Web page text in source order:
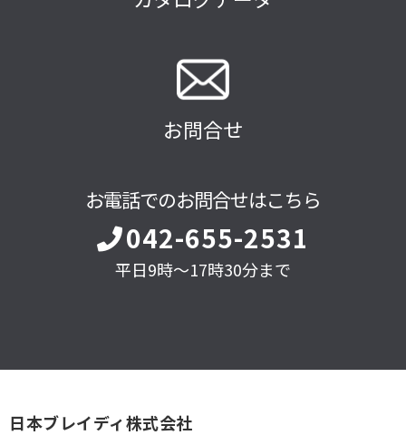
お問合せ
お電話でのお問合せはこちら
042-655-2531
平日9時～17時30分まで
日本ブレイディ株式会社